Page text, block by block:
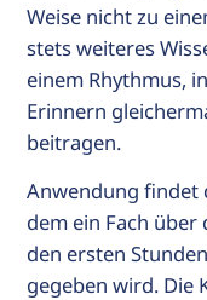
Weise nicht zu
stets weiteres
einem Rhythmus,
Erinnern
beitragen.
Anwendung findet
dem ein Fach über
den ersten
gegeben wird. Die